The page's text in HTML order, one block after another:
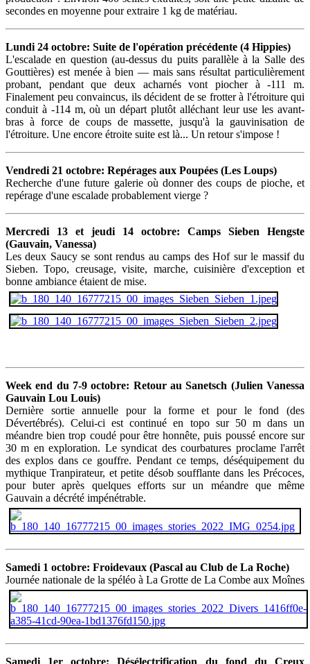
secondes en moyenne pour extraire 1 kg de matériau.
Lundi 24 octobre: Suite de l'opération précédente (4 Hippies)
L'escalade en question (au-dessus du puits parallèle à la Salle des
Gouttières) est menée à bien — mais sans résultat particulièrement
probant, pendant que deux acharnés vont piocher à -111 m.
Finalement peu convaincus, ils décident de se frotter à l'étroiture qui
conduit à -114 m, où un départ plutôt alléchant leur use les avant-
bras à force de coups de massette, jusqu'à la gauvinisation de
l'étroiture. Une encore étroite suite est là... Un retour s'impose !
Vendredi 21 octobre: Repérages aux Poupées (Les Loups)
Recherche d'une future galerie où donner des coups de pioche, et
repérage d'une escalade probablement vierge ?
Mercredi 13 et jeudi 14 octobre: Camps Sieben Hengste
(Gauvain, Vanessa)
Les deux Saucy se sont rendus au camps des Hof sur le massif du
Sieben. Topo, creusage, visite, marche, cuisinière d'exception et
bonne ambiance étaient de mise.
Week end du 7-9 octobre: Retour au Sanetsch (Julien Vanessa
Gauvain Lou Louis)
Dernière sortie annuelle pour la forme et pour le fond (des
Dévertébrés). Celui-ci est continué en topo sur 50 m dans un
méandre bien trop coudé pour être honnête, puis poussé encore sur
30 m en exploration. Le syndicat des courbatures proclame l'arrêt
des explos dans ce gouffre. Pendant ce temps, déséquipement du
mythique Tranpirateur, et petite désob soufflante dans les Précoces,
pour buter après quelques efforts sur un méandre que même
Gauvain a décrété impénétrable.
Samedi 1 octobre: Froidevaux (Pascal au Club de La Roche)
Journée nationale de la spéléo à La Grotte de La Combe aux Moînes
Samedi 1er octobre: Désélectrification du fond du Creux